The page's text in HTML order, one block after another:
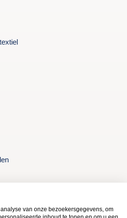
van onze bezoekersgegevens, om